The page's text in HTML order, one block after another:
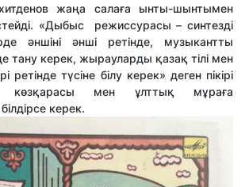
жаңа салаға ынты-шынтымен
«Дыбыс режиссурасы – синтезді
әншіні әнші ретінде, музыкантты
тану керек, жырауларды қазақ тілі мен
ретінде түсіне білу керек» деген пікірі
көзқарасы мен ұлттық мұраға
керек.